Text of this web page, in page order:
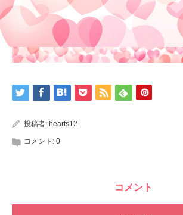
投稿者: hearts12
コメント: 0
コメント